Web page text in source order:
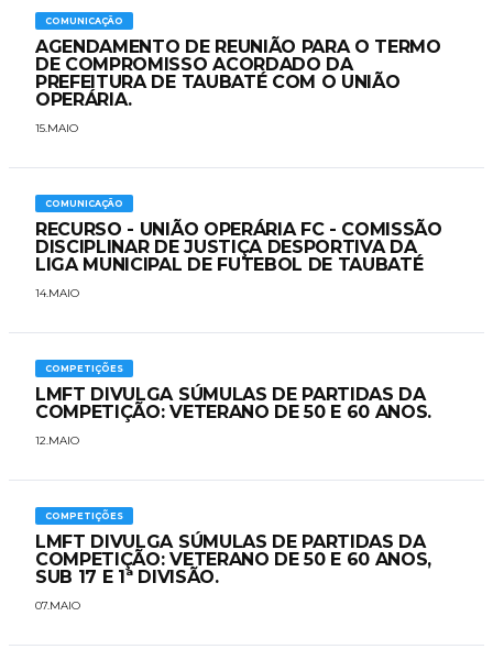
COMUNICAÇÃO
AGENDAMENTO DE REUNIÃO PARA O TERMO
DE COMPROMISSO ACORDADO DA
PREFEITURA DE TAUBATÉ COM O UNIÃO
OPERÁRIA.
15.MAIO
COMUNICAÇÃO
RECURSO - UNIÃO OPERÁRIA FC - COMISSÃO
DISCIPLINAR DE JUSTIÇA DESPORTIVA DA
LIGA MUNICIPAL DE FUTEBOL DE TAUBATÉ
14.MAIO
COMPETIÇÕES
LMFT DIVULGA SÚMULAS DE PARTIDAS DA
COMPETIÇÃO: VETERANO DE 50 E 60 ANOS.
12.MAIO
COMPETIÇÕES
LMFT DIVULGA SÚMULAS DE PARTIDAS DA
COMPETIÇÃO: VETERANO DE 50 E 60 ANOS,
SUB 17 E 1ª DIVISÃO.
07.MAIO